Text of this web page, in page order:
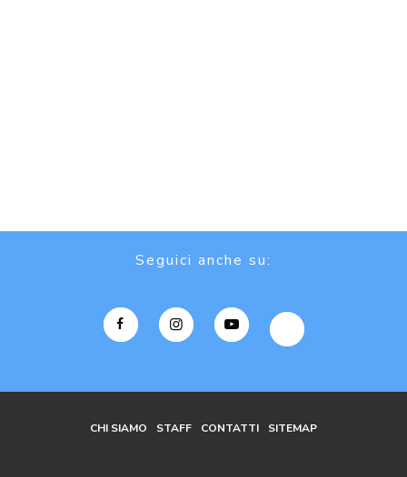
Seguici anche su:
CHI SIAMO STAFF CONTATTI SITEMAP